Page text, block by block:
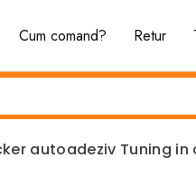
Cum comand? Retur
autoadeziv Tuning in